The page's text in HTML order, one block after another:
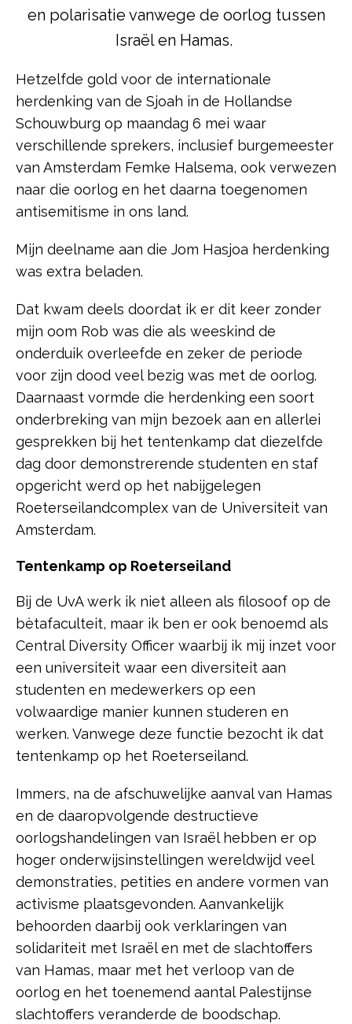
en polarisatie vanwege de oorlog tussen
Israël en Hamas.
Hetzelfde gold voor de internationale
herdenking van de Sjoah in de Hollandse
Schouwburg op maandag 6 mei waar
verschillende sprekers, inclusief burgemeester
van Amsterdam Femke Halsema, ook verwezen
naar die oorlog en het daarna toegenomen
antisemitisme in ons land.
Mijn deelname aan die Jom Hasjoa herdenking
was extra beladen.
Dat kwam deels doordat ik er dit keer zonder
mijn oom Rob was die als weeskind de
onderduik overleefde en zeker de periode
voor zijn dood veel bezig was met de oorlog.
Daarnaast vormde die herdenking een soort
onderbreking van mijn bezoek aan en allerlei
gesprekken bij het tentenkamp dat diezelfde
dag door demonstrerende studenten en staf
opgericht werd op het nabijgelegen
Roeterseilandcomplex van de Universiteit van
Amsterdam.
Tentenkamp op Roeterseiland
Bij de UvA werk ik niet alleen als filosoof op de
bètafaculteit, maar ik ben er ook benoemd als
Central Diversity Officer waarbij ik mij inzet voor
een universiteit waar een diversiteit aan
studenten en medewerkers op een
volwaardige manier kunnen studeren en
werken. Vanwege deze functie bezocht ik dat
tentenkamp op het Roeterseiland.
Immers, na de afschuwelijke aanval van Hamas
en de daaropvolgende destructieve
oorlogshandelingen van Israël hebben er op
hoger onderwijsinstellingen wereldwijd veel
demonstraties, petities en andere vormen van
activisme plaatsgevonden. Aanvankelijk
behoorden daarbij ook verklaringen van
solidariteit met Israël en met de slachtoffers
van Hamas, maar met het verloop van de
oorlog en het toenemend aantal Palestijnse
slachtoffers veranderde de boodschap.